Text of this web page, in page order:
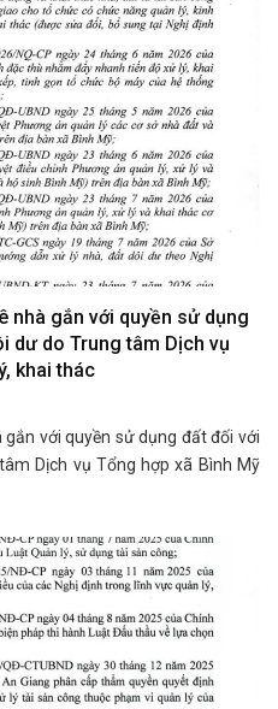
nhà gắn với quyền sử dụng
dư do Trung tâm Dịch vụ
khai thác
đất đối với
Dịch vụ Tổng hợp xã Bình Mỹ